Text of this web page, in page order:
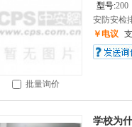
批量询价
型号:200
安防安检
￥电议
学校为